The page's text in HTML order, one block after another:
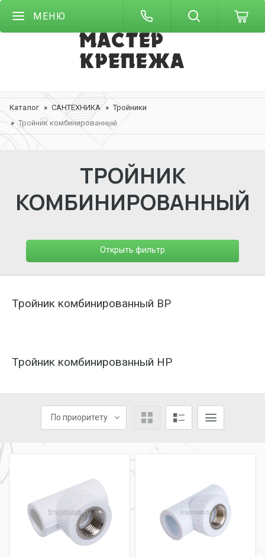
МЕНЮ
Каталог САНТЕХНИКА
Тройники
Тройник комбинированный
ТРОЙНИК
КОМБИНИРОВАННЫЙ
Открыть фильтр
Тройник комбинированный ВР
Тройник комбинированный НР
По приоритету